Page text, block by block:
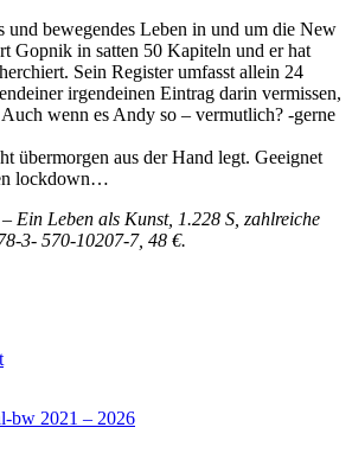
Buchtipps von Prof. Uli Rothfuss
von Harald Schwiers
– Out of The Länd
von Uli Rothfuss
und bewegendes Leben in und um die New
Gopnik in satten 50 Kapiteln und er hat
Sein Register umfasst allein 24
irgendeinen Eintrag darin vermissen,
wenn es Andy so – vermutlich? -gerne
übermorgen aus der Hand legt. Geeignet
lockdown…
Ein Leben als Kunst, 1.228 S, zahlreiche
3- 570-10207-7, 48 €.
bw 2021 – 2026